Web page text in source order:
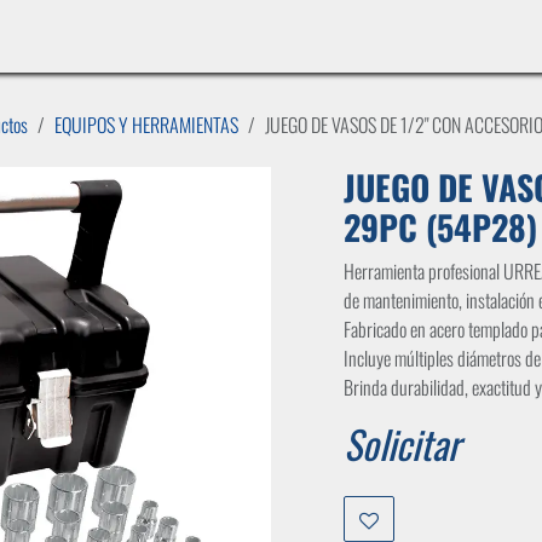
EQUIPOS Y HERRAMIENTAS JUEGO DE VASOS DE 1/2" CON
JUEGO DE
29PC (54P28)
Herramienta profesional
de mantenimiento,
Fabricado en acero templado
Incluye múltiples diámetros
Brinda durabilidad, exactitud
Solicitar